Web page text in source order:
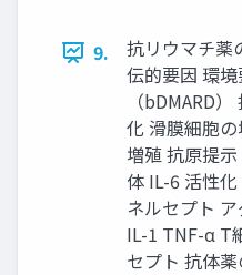
9.
抗リウマチ薬
伝的要因 環
（bDMARD
化 滑膜細胞
増殖 抗原提
体 IL-6 活性
ネルセプト
IL-1 TNF-α T
セプト 抗体